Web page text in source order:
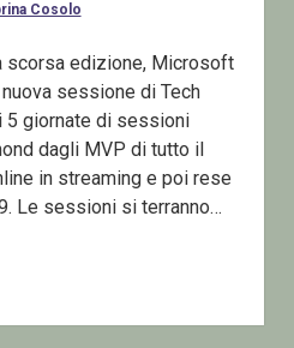
Cosolo
scorsa edizione, Microsoft
sessione di Tech
5 giornate di sessioni
dagli MVP di tutto il
in streaming e poi rese
Le sessioni si terranno…